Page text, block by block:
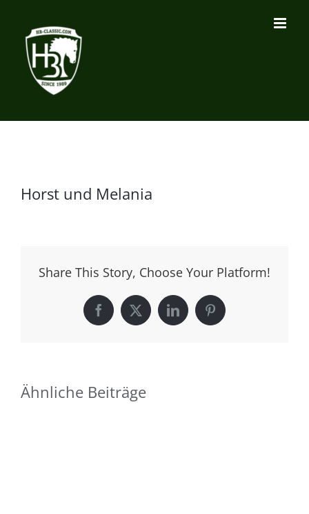
Inhalt
springen
Horst und Melania
Share This Story, Choose Your Platform!
Facebook
X LinkedInPinterest
Ähnliche Beiträge